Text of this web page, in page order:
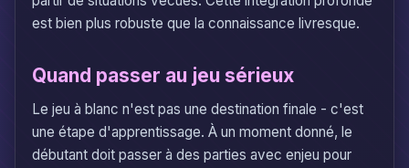
est bien plus robuste que la connaissance livresque.
Quand passer au jeu sérieux
Le jeu à blanc n'est pas une destination finale - c'est
une étape d'apprentissage. À un moment donné, le
débutant doit passer à des parties avec enjeu pour